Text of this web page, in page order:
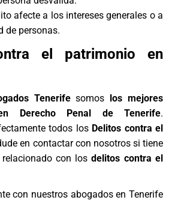
afecte a los intereses generales o a
de personas.
el patrimonio en
Tenerifesomos losmejores
Derecho Penal de Tenerife.
todos los Delitos contra el
en contactar con nosotros si tiene
relacionado con losdelitos contra el
con nuestros abogados en Tenerife